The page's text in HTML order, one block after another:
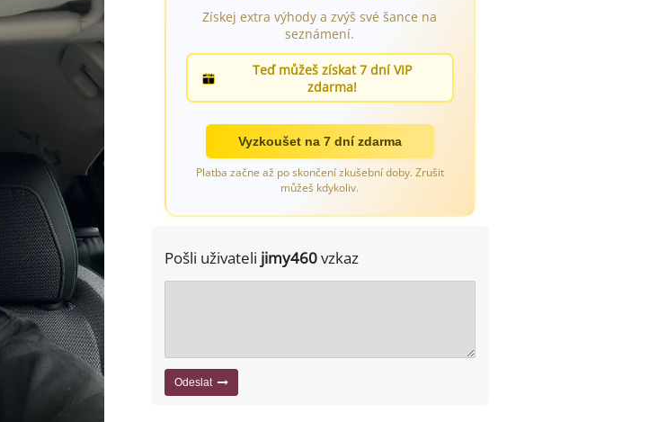
Získej extra výhody a zvýš své šance na
seznámení.
Teď můžeš získat 7 dní VIP
zdarma!
Vyzkoušet na 7 dní zdarma
Platba začne až po skončení zkušební doby. Zrušit
můžeš kdykoliv.
Pošli uživateli jimy460vzkaz
Odeslat